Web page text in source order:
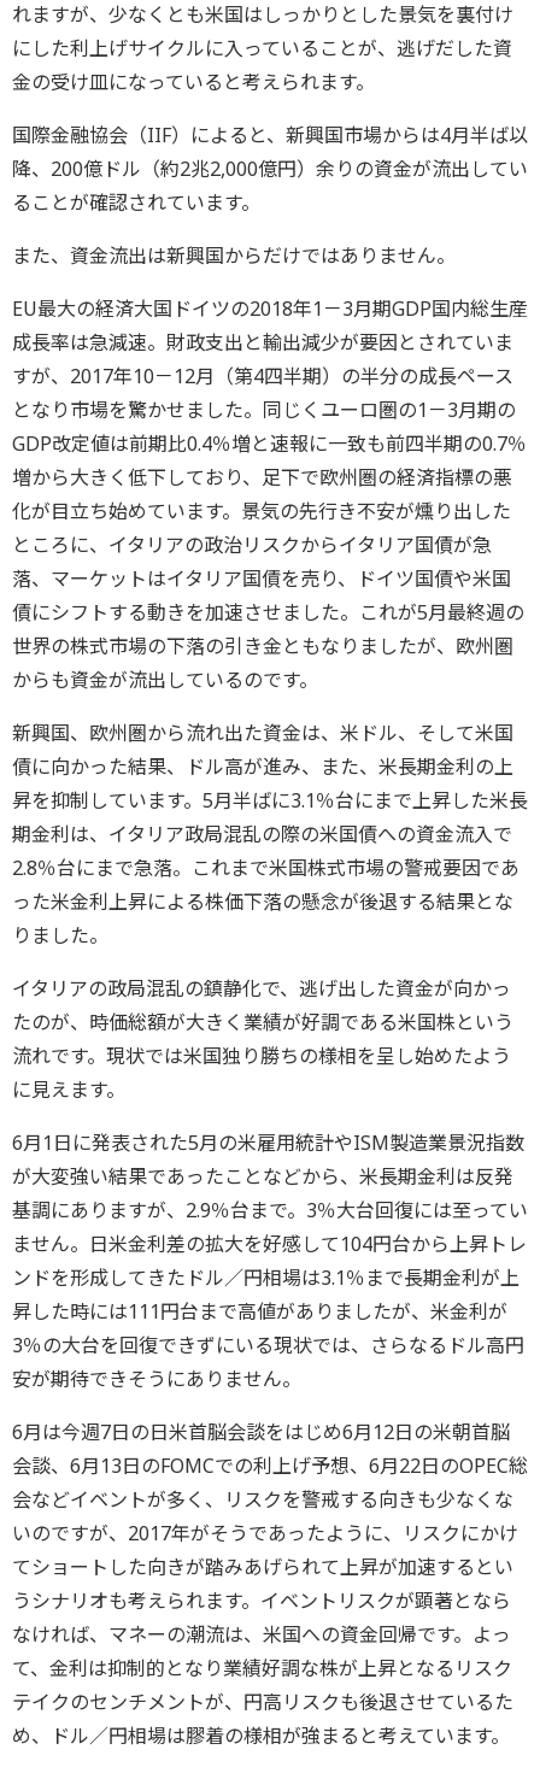
れますが、少なくとも米国はしっかりとした景気を裏付け
にした利上げサイクルに入っていることが、逃げだした資
金の受け皿になっていると考えられます。
国際金融協会（IIF）によると、新興国市場からは4月半ば以
降、200億ドル（約2兆2,000億円）余りの資金が流出してい
ることが確認されています。
また、資金流出は新興国からだけではありません。
EU最大の経済大国ドイツの2018年1－3月期GDP国内総生産
成長率は急減速。財政支出と輸出減少が要因とされていま
すが、2017年10－12月（第4四半期）の半分の成長ペース
となり市場を驚かせました。同じくユーロ圏の1－3月期の
GDP改定値は前期比0.4％増と速報に一致も前四半期の0.7％
増から大きく低下しており、足下で欧州圏の経済指標の悪
化が目立ち始めています。景気の先行き不安が燻り出した
ところに、イタリアの政治リスクからイタリア国債が急
落、マーケットはイタリア国債を売り、ドイツ国債や米国
債にシフトする動きを加速させました。これが5月最終週の
世界の株式市場の下落の引き金ともなりましたが、欧州圏
からも資金が流出しているのです。
新興国、欧州圏から流れ出た資金は、米ドル、そして米国
債に向かった結果、ドル高が進み、また、米長期金利の上
昇を抑制しています。5月半ばに3.1％台にまで上昇した米長
期金利は、イタリア政局混乱の際の米国債への資金流入で
2.8％台にまで急落。これまで米国株式市場の警戒要因であ
った米金利上昇による株価下落の懸念が後退する結果とな
りました。
イタリアの政局混乱の鎮静化で、逃げ出した資金が向かっ
たのが、時価総額が大きく業績が好調である米国株という
流れです。現状では米国独り勝ちの様相を呈し始めたよう
に見えます。
6月1日に発表された5月の米雇用統計やISM製造業景況指数
が大変強い結果であったことなどから、米長期金利は反発
基調にありますが、2.9％台まで。3％大台回復には至ってい
ません。日米金利差の拡大を好感して104円台から上昇トレ
ンドを形成してきたドル／円相場は3.1％まで長期金利が上
昇した時には111円台まで高値がありましたが、米金利が
3％の大台を回復できずにいる現状では、さらなるドル高円
安が期待できそうにありません。
6月は今週7日の日米首脳会談をはじめ6月12日の米朝首脳
会談、6月13日のFOMCでの利上げ予想、6月22日のOPEC総
会などイベントが多く、リスクを警戒する向きも少なくな
いのですが、2017年がそうであったように、リスクにかけ
てショートした向きが踏みあげられて上昇が加速するとい
うシナリオも考えられます。イベントリスクが顕著となら
なければ、マネーの潮流は、米国への資金回帰です。よっ
て、金利は抑制的となり業績好調な株が上昇となるリスク
テイクのセンチメントが、円高リスクも後退させているた
め、ドル／円相場は膠着の様相が強まると考えています。